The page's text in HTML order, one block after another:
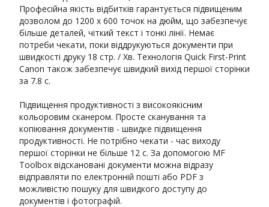
Професійна якість відбитків гарантується підвищеним
дозволом до 1200 x 600 точок на дюйм, що забезпечує
більше деталей, чіткий текст і тонкі лінії. Немає
потреби чекати, поки віддрукуються документи при
швидкості друку 18 стр. / Хв. Технологія Quick First-Print
Canon також забезпечує швидкий вихід першої сторінки
за 7.8 с.
Підвищення продуктивності з високоякісним
кольоровим сканером. Просте сканування та
копіювання документів - швидке підвищення
продуктивності. Не потрібно чекати - час виходу
першої сторінки не більше 12 с. За допомогою MF
Toolbox відскановані документи можна відразу
відправляти по електронній пошті або PDF з
можливістю пошуку для швидкого доступу до
документів і фотографій.